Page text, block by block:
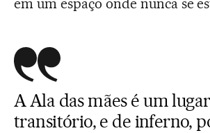
em um espaço onde nunca se
A Ala das mães é um
transitório, e de inferno,